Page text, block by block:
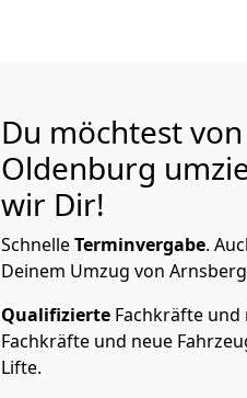
Du möchtest
Oldenburg
wir Dir!
SchnelleTerminvergabe.
Deinem Umzug von
Qualifizierte Fachkräfte
Fachkräfte und neue
Lifte.